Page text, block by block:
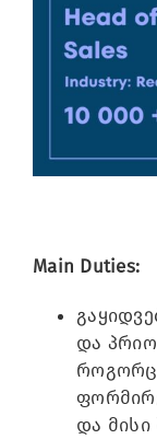
Main Duties:
და
როგორც
და